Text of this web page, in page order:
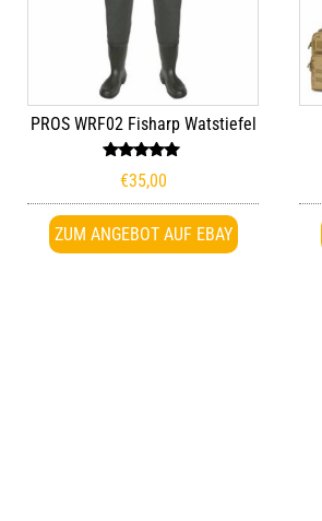
PROS WRF02 Fisharp Watstiefel
Bewertet
mit
von 5
€35,00
ZUM ANGEBOT AUF EBAY